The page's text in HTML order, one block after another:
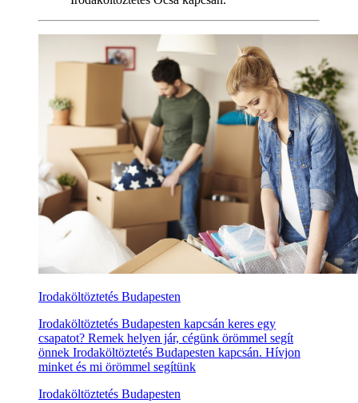
Irodaköltöztetés Budapesten
Irodaköltöztetés Budapesten kapcsán keres egy
csapatot? Remek helyen jár, cégünk örömmel segít
önnek Irodaköltöztetés Budapesten kapcsán. Hívjon
minket és mi örömmel segítünk
Irodaköltöztetés Budapesten